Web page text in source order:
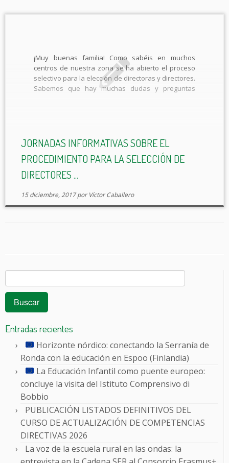
¡Muy buenas familia! Como sabéis en muchos
centros de nuestra zona se ha abierto el proceso
selectivo para la elección de directoras y directores.
Sabemos que hay muchas dudas y preguntas
JORNADAS INFORMATIVAS SOBRE EL
PROCEDIMIENTO PARA LA SELECCIÓN DE
DIRECTORES ...
15 diciembre, 2017 por Víctor Caballero
Buscar:
Entradas recientes
Horizonte nórdico: conectando la Serranía de
Ronda con la educación en Espoo (Finlandia)
La Educación Infantil como puente europeo:
concluye la visita del Istituto Comprensivo di
Bobbio
PUBLICACIÓN LISTADOS DEFINITIVOS DEL
CURSO DE ACTUALIZACIÓN DE COMPETENCIAS
DIRECTIVAS 2026
La voz de la escuela rural en las ondas: la